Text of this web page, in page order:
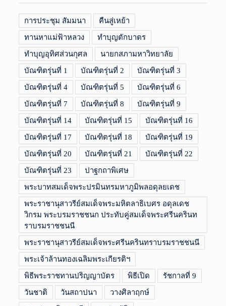
การประชุม สัมมนา คืนสู่เหย้า
ทานหาแม่ฟ้าหลวง ทำบุญตักบาตร
ทำบุญอุทิศส่วนกุศล นายกสภามหาวิทยาลัย
บัณฑิตรุ่นที่ 1 บัณฑิตรุ่นที่ 2 บัณฑิตรุ่นที่ 3
บัณฑิตรุ่นที่ 4 บัณฑิตรุ่นที่ 5 บัณฑิตรุ่นที่ 6
บัณฑิตรุ่นที่ 7 บัณฑิตรุ่นที่ 8 บัณฑิตรุ่นที่ 9
บัณฑิตรุ่นที่ 14 บัณฑิตรุ่นที่ 15 บัณฑิตรุ่นที่ 16
บัณฑิตรุ่นที่ 17 บัณฑิตรุ่นที่ 18 บัณฑิตรุ่นที่ 19
บัณฑิตรุ่นที่ 20 บัณฑิตรุ่นที่ 21 บัณฑิตรุ่นที่ 22
บัณฑิตรุ่นที่ 23 ปาฐกถาพิเศษ
พระบาทสมเด็จพระปรมินทรมหาภูมิพลอดุลยเดช
พระราชานุสาวรีย์สมเด็จพระมหิตลาธิเบศร อดุลเดช
วิกรม พระบรมราชชนก ประทับคู่สมเด็จพระศรีนครินท
ราบรมราชชนนี
พระราชานุสาวรีย์สมเด็จพระศรีนครินทราบรมราชชนนี
พระเจ้าล้านทองเฉลิมพระเกียรติฯ
พิธีพระราชทานปริญญาบัตร พิธีเปิด รัชกาลที่ 9
วันชาติ วันสถาปนา วางศิลาฤกษ์